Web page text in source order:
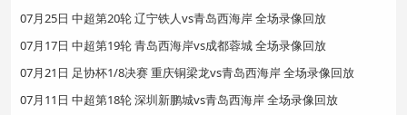
07月25日 中超第20轮 辽宁铁人vs青岛西海岸 全场录像回放
07月17日 中超第19轮 青岛西海岸vs成都蓉城 全场录像回放
07月21日 足协杯1/8决赛 重庆铜梁龙vs青岛西海岸 全场录像回放
07月11日 中超第18轮 深圳新鹏城vs青岛西海岸 全场录像回放